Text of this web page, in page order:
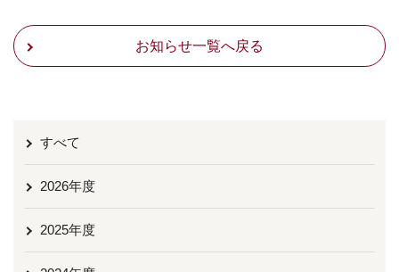
お知らせ一覧へ戻る
すべて
2026年度
2025年度